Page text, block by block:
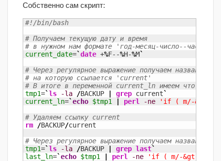
Собственно сам скрипт:
#!/bin/bash
# Получаем текущую дату и время
# в нужном нам формате 'год-месяц-число--час-
current_date=`date +%F--%H-%M`
# Через регулярное выражение получаем название
# на которую ссылается 'current'
# В итоге в переменной current_ln имеем что-то
tmp1=`ls -la /BACKUP | grep current`
current_ln=`echo $tmp1 | perl -ne
'if ( m/-&gt;
# Удаляем ссылку current
rm
/BACKUP/current
# Через регулярное выражение получаем название
tmp1=`ls -la /BACKUP | grep last`
last_ln=`echo $tmp1 | perl -ne
'if ( m/-&gt;